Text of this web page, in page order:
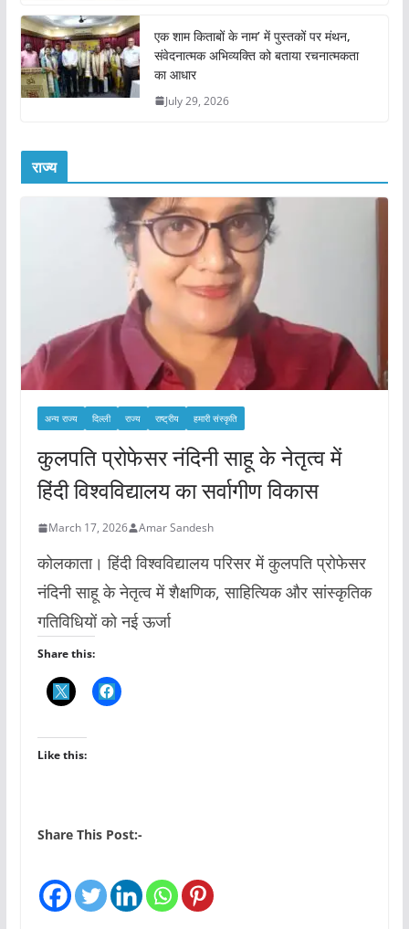
एक शाम किताबों के नाम’ में पुस्तकों पर मंथन,
संवेदनात्मक अभिव्यक्ति को बताया रचनात्मकता
का आधार
July 29, 2026
राज्य
अन्य राज्य दिल्ली राज्य राष्ट्रीय हमारी संस्कृति
कुलपति प्रोफेसर नंदिनी साहू के नेतृत्व में
हिंदी विश्वविद्यालय का सर्वागीण विकास
March 17, 2026 Amar Sandesh
कोलकाता। हिंदी विश्वविद्यालय परिसर में कुलपति प्रोफेसर
नंदिनी साहू के नेतृत्व में शैक्षणिक, साहित्यिक और सांस्कृतिक
गतिविधियों को नई ऊर्जा
Share this:
Like this:
Share This Post:-